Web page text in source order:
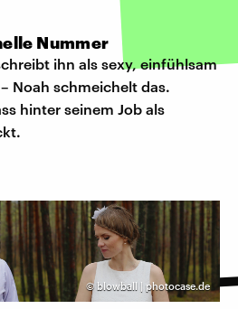
Nummer
ihn als sexy, einfühlsam
Noah schmeichelt das.
hinter seinem Job als
© blowball | photocase.de